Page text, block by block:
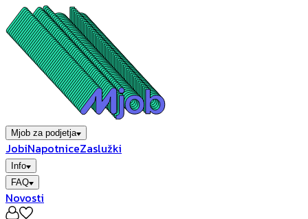
Mjob za podjetja
JobiNapotniceZaslužki
Info
FAQ
Novosti